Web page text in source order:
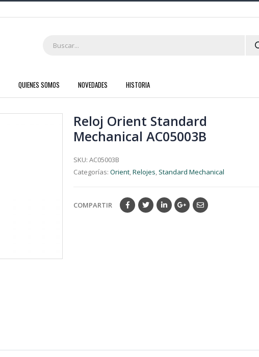
QUIENES SOMOS NOVEDADES HISTORIA
Reloj Orient Standard
Mechanical AC05003B
SKU: AC05003B
Categorías: Orient,Relojes, Standard Mechanical
COMPARTIR